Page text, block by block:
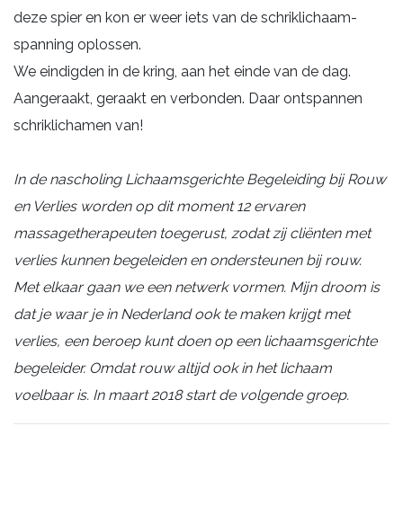
deze spier en kon er weer iets van de schriklichaam-
spanning oplossen.
We eindigden in de kring, aan het einde van de dag.
Aangeraakt, geraakt en verbonden. Daar ontspannen
schriklichamen van!
In de nascholing Lichaamsgerichte Begeleiding bij Rouw
en Verlies worden op dit moment 12 ervaren
massagetherapeuten toegerust, zodat zij cliënten met
verlies kunnen begeleiden en ondersteunen bij rouw.
Met elkaar gaan we een netwerk vormen. Mijn droom is
dat je waar je in Nederland ook te maken krijgt met
verlies, een beroep kunt doen op een lichaamsgerichte
begeleider. Omdat rouw altijd ook in het lichaam
voelbaar is. In maart 2018 start de volgende groep.